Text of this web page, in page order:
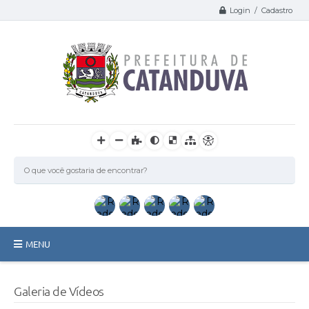
Login / Cadastro
MENU
Galeria de Vídeos